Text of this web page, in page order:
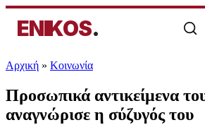
ENIKOS.
Αρχική » Κοινωνία
Προσωπικά αντικείμενα
αναγνώρισε η σύζυγός του